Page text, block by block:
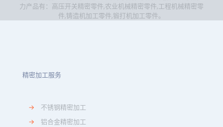
力产品有： 高压开关精密零件,农业机械精密零件,工程机械精密零
件,铸造机加工零件,锻打机加工零件。
精密加工服务
→
不锈钢精密加工
→
铝合金精密加工